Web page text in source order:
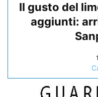
Il gusto del
aggiunti: